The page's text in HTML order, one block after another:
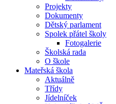
Projekty
Dokumenty
Dětský parlament
Spolek přátel školy
Fotogalerie
Školská rada
O škole
Mateřská škola
Aktuálně
Třídy
Jídelníček